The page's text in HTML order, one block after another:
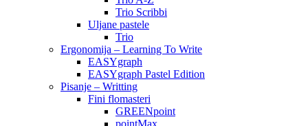
Trio Scribbi
Uljane pastele
Trio
Ergonomija – Learning To Write
EASYgraph
EASYgraph Pastel Edition
Pisanje – Writting
Fini flomasteri
GREENpoint
pointMax